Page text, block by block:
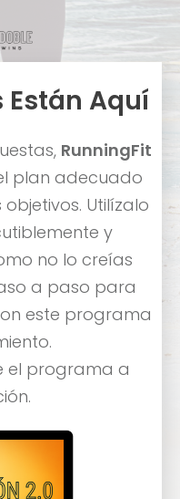
Están Aquí
RunningFit
plan adecuado
Utilízalo
y
no lo creías
a paso para
este programa
el programa a